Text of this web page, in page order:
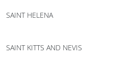
SAINT HELENA
SAINT KITTS AND NEVIS